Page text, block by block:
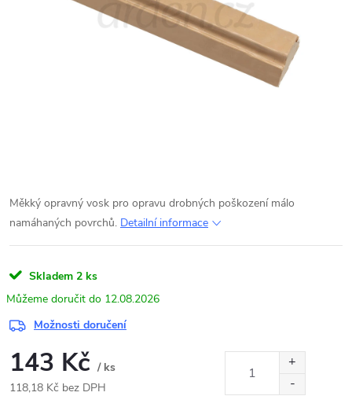
Měkký opravný vosk pro opravu drobných poškození málo
namáhaných povrchů. Detailní informace
Skladem 2 ks
12.08.2026
Možnosti doručení
143 Kč / ks
118,18 Kč bez DPH